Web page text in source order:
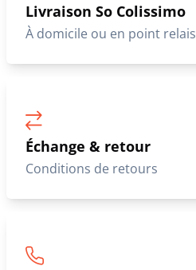
Livraison So Colissimo
À domicile ou en point relais
Échange & retour
Conditions de retours